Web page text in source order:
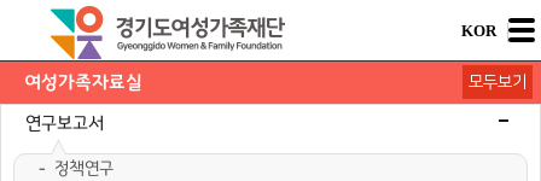
KOR
여성가족자료실
연구보고서
정책연구
모두보기